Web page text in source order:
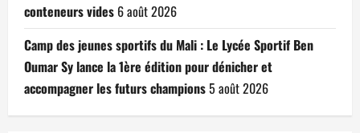
conteneurs vides 6 août 2026
Camp des jeunes sportifs du Mali : Le Lycée Sportif Ben
Oumar Sy lance la 1ère édition pour dénicher et
accompagner les futurs champions5 août 2026